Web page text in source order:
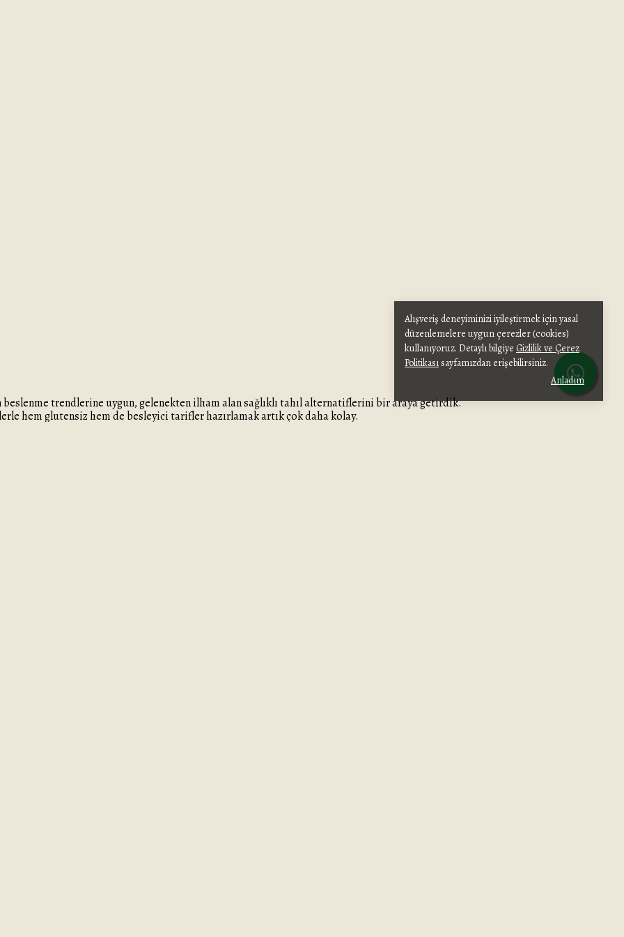
Alışveriş deneyiminizi iyileştirmek için yasal
düzenlemelere uygun çerezler (cookies)
kullanıyoruz. Detaylı bilgiye Gizlilik ve Çerez
Politikasısayfamızdan erişebilirsiniz.
Anladım
beslenme trendlerine uygun, gelenekten ilham alan sağlıklı tahıl alternatiflerini bir araya getirdik.
hem glutensiz hem de besleyici tarifler hazırlamak artık çok daha kolay.